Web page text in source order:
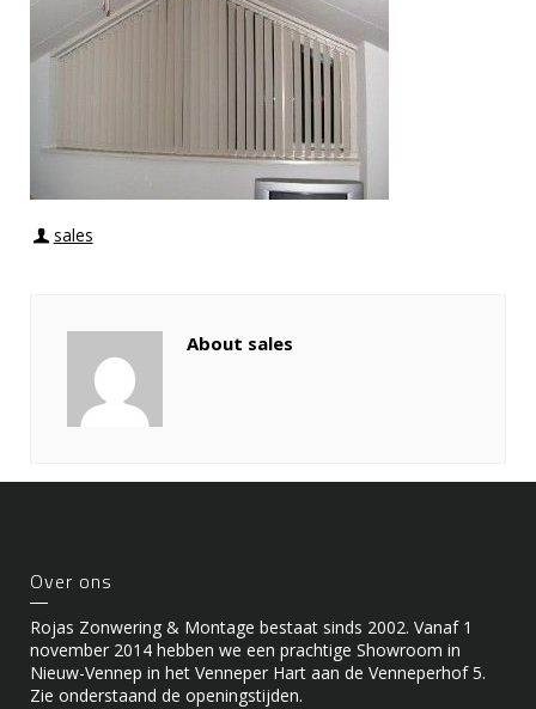
sales
About sales
Over ons
Rojas Zonwering & Montage bestaat sinds 2002. Vanaf 1
november 2014 hebben we een prachtige Showroom in
Nieuw-Vennep in het Venneper Hart aan de Venneperhof 5.
Zie onderstaand de openingstijden.